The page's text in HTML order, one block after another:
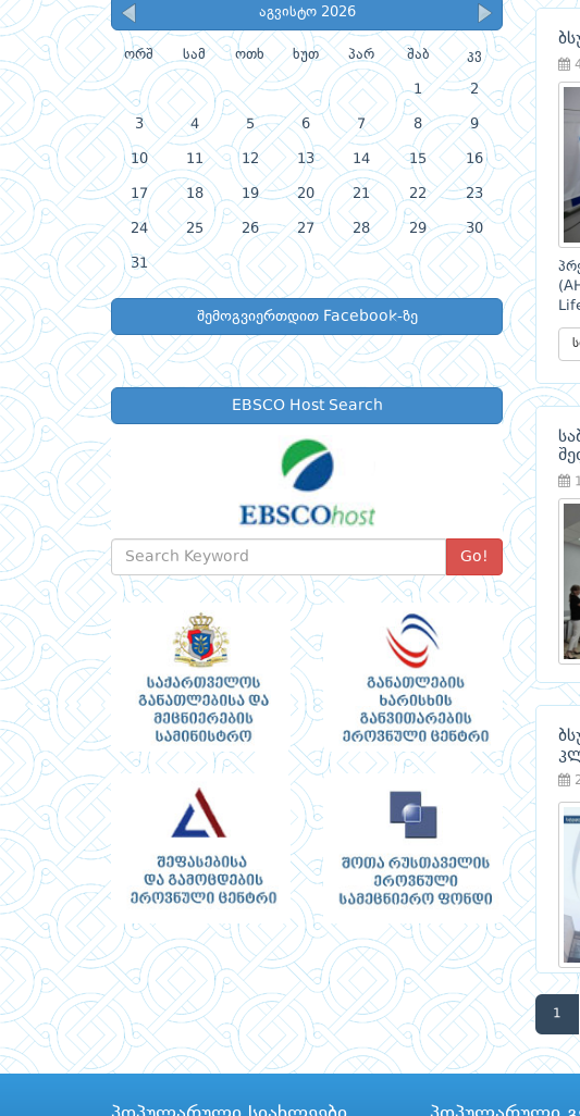
აგვისტო 2026
ორშ სამ ოთხ ხუთ პარ შაბ კვ
1 2
3 4 5 6 7 8 9
10 11 12 13 14 15 16
17 18 19 20 21 22 23
24 25 26 27 28 29 30
31
შემოგვიერთდით Facebook-ზე
EBSCO Host Search
Go!
1